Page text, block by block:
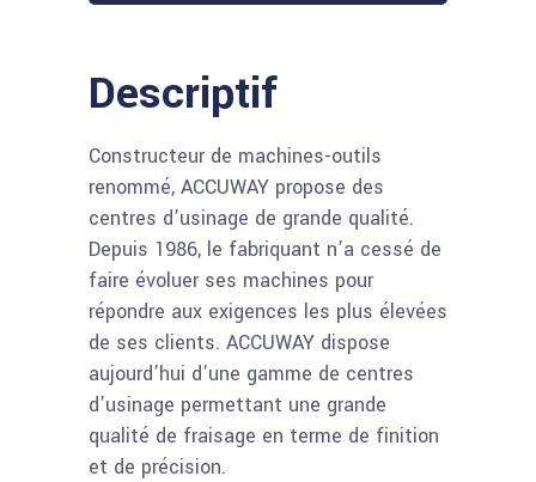
Descriptif
Constructeur de machines-outils
renommé, ACCUWAY propose des
centres d’usinage de grande qualité.
Depuis 1986, le fabriquant n’a cessé de
faire évoluer ses machines pour
répondre aux exigences les plus élevées
de ses clients. ACCUWAY dispose
aujourd’hui d’une gamme de centres
d’usinage permettant une grande
qualité de fraisage en terme de finition
et de précision.